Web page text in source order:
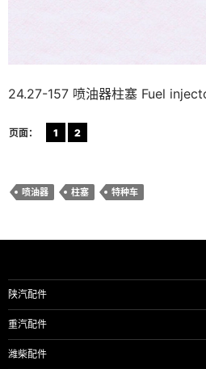
24.27-157 喷油器柱塞 Fuel
页面： 1 2
喷油器 柱塞 特种车
陕汽配件
重汽配件
潍柴配件